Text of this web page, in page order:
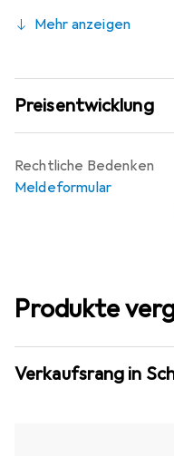
Mehr anzeigen
Preisentwicklung
Rechtliche Bedenken
Meldeformular
Produkte
Verkaufsrang in